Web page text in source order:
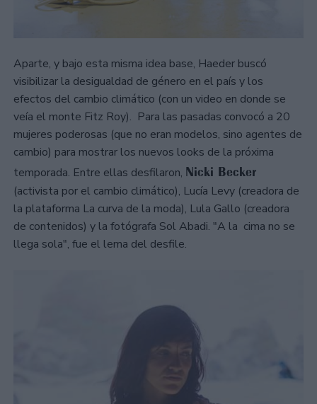
Aparte, y bajo esta misma idea base, Haeder buscó
visibilizar la desigualdad de género en el país y los
efectos del cambio climático (con un video en donde se
veía el monte Fitz Roy). Para las pasadas convocó a 20
mujeres poderosas (que no eran modelos, sino agentes de
cambio) para mostrar los nuevos looks de la próxima
temporada. Entre ellas desfilaron, Nicki Becker
(activista por el cambio climático), Lucía Levy (creadora de
la plataforma La curva de la moda), Lula Gallo (creadora
de contenidos) y la fotógrafa Sol Abadi. "A la cima no se
llega sola", fue el lema del desfile.